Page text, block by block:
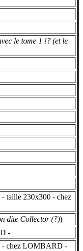
le tome 1 !? (et le
- taille 230x300 - chez
dite Collector (?))
-
- chez LOMBARD -